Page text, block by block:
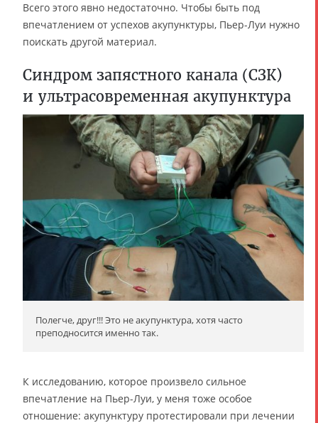
Всего этого явно недостаточно. Чтобы быть под
впечатлением от успехов акупунктуры, Пьер-Луи нужно
поискать другой материал.
Синдром запястного канала (СЗК)
и ультрасовременная акупунктура
Полегче, друг!!! Это не акупунктура, хотя часто
преподносится именно так.
К исследованию, которое произвело сильное
впечатление на Пьер-Луи, у меня тоже особое
отношение: акупунктуру протестировали при лечении